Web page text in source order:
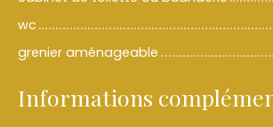
wc
grenier aménageable
Informations